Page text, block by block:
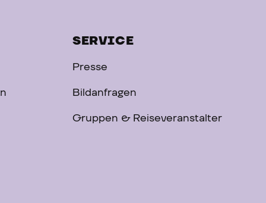
SERVICE
Presse
Bildanfragen
Gruppen & Reiseveranstalter